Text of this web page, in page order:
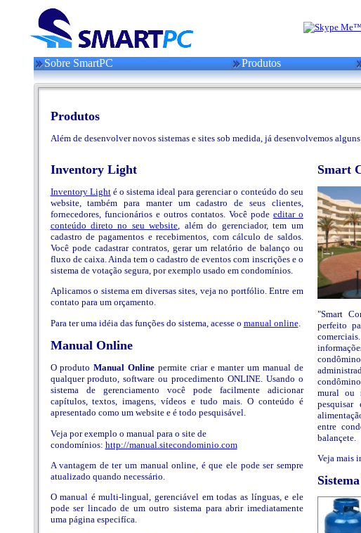
Sobre SmartPC Produtos
Produtos
Além de desenvolver novos sistemas e sites sob medida, já desenvolvemos
Inventory Light
Inventory Lighté o sistema ideal para gerenciar o conteúdo do seu
website, também para manter um cadastro de seus clientes,
fornecedores, funcionários e outros contatos. Você pode editar o
conteúdo direto no seu website, além do gerenciador, tem um
cadastro de pagamentos e recebimentos, com cálculo de saldos.
Você pode cadastrar contratos, gerar um relatório de balanço ou
fluxo de caixa. Ainda tem o cadastro de eventos com inscrições e o
sistema de votação segura, por exemplo usado em condomínios.
Aplicamos o sistema em diversas sites, veja no portfólio. Entre em
contato para um orçamento.
Para ter uma idéia das funções do sistema, acesse o manual online.
Manual Online
O produtoManual Online permite criar e manter um manual de
qualquer produto, software ou procedimento ONLINE. Usando o
sistema de gerenciamento você pode facilmente adicionar
capítulos, textos, imagens, vídeos e tudo mais. O conteúdo é
apresentado como um website e é todo pesquisável.
Veja por exemplo o manual para o site de
condomínios: http://manual.sitecondominio.com
A vantagem de ter um manual online, é que ele pode ser sempre
atualizado quando necessário.
O manual é multi-lingual, gerenciável em todas as línguas, e ele
pode ser lincado de um outro sistema para abrir imediatamente
uma página especifíca.
Smart
"Smart
perfeito
mural ou
pesquisar
entre
balançete.
Veja mais